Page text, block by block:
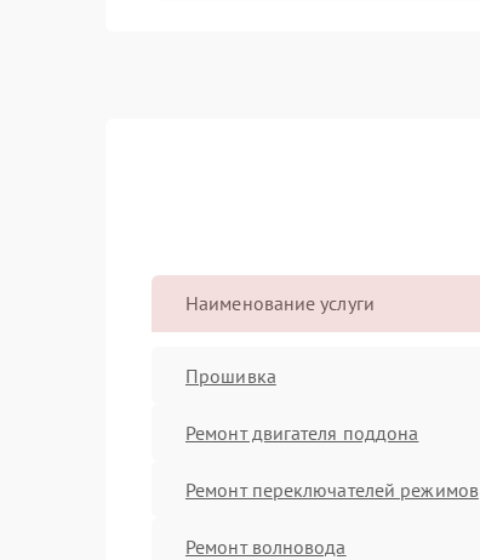
Наименование услуги
Прошивка
Ремонт двигателя поддона
Ремонт переключателей режимов
Ремонт волновода